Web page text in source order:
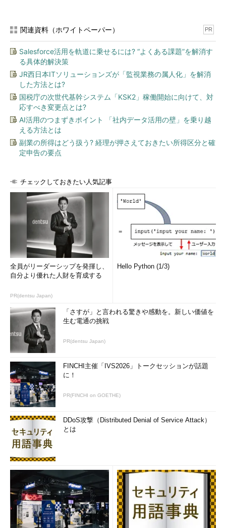
関連資料（ホワイトペーパー） PR
Salesforce活用を軌道に乗せるには? “よくある課題”を解消す
る具体的解決策
JR西日本ITソリューションズが「監視業務の属人化」を解消
した方法とは?
国税庁の次世代基幹システム「KSK2」稼働開始に向けて、対
応すべき変更点とは?
AI活用のつまずきポイント 「社内データ活用の壁」を乗り越
える方法とは
副業の所得はどう扱う? 経理が押さえておきたい所得区分と確
定申告の要点
チェックしておきたい人気記事
全員がリーダーシップを発揮し、
自分より優れた人財を育成する
PR(dentsu Japan)
Hello Python (1/3)
「さすが」と言われる驚きや感動を。新しい価値を
生む電通の挑戦
PR(dentsu Japan)
FINCHI主催「IVS2026」トークセッションが話題
に！
PR(FINCHI on GOETHE)
DDoS攻撃（Distributed Denial of Service Attack）
とは